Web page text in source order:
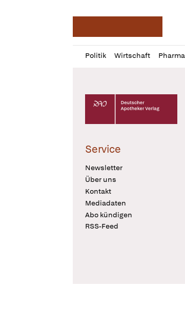
Politik Wirtschaft
Profil
öffnen
Daz
Pur
Deutscher Apotheker
Service
Newsletter
Über uns
Kontakt
Mediadaten
Abo kündigen
RSS-Feed